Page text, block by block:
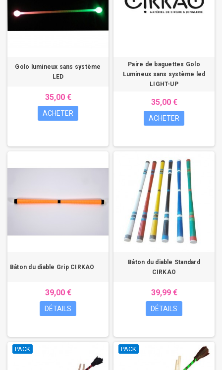
Golo lumineux sans système
LED
35,00 €
ACHETER
Paire de baguettes Golo
Lumineux sans système led
LIGHT-UP
35,00 €
ACHETER
Bâton du diable Grip CIRKAO
39,00 €
DÉTAILS
Bâton du diable Standard
CIRKAO
39,99 €
DÉTAILS
PACK PACK